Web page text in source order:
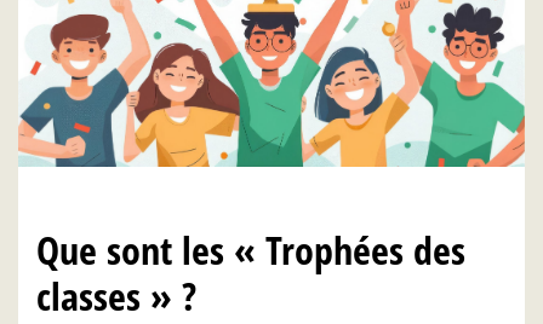
Que sont les « Trophées des
classes » ?